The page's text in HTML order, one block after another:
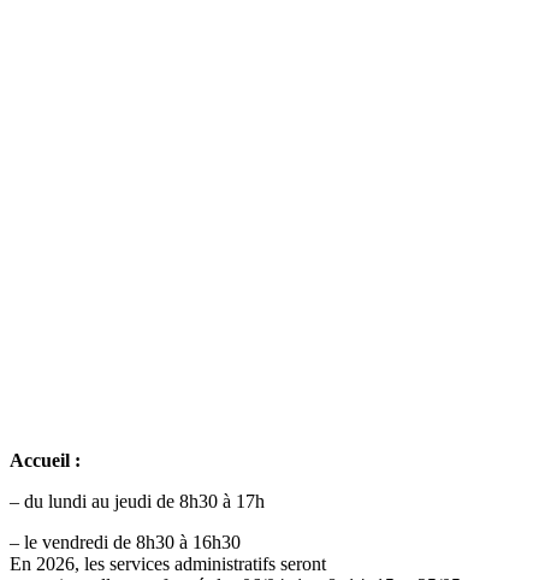
Accueil :
– du lundi au jeudi de 8h30 à 17h
– le vendredi de 8h30 à 16h30
En 2026, les services administratifs seront